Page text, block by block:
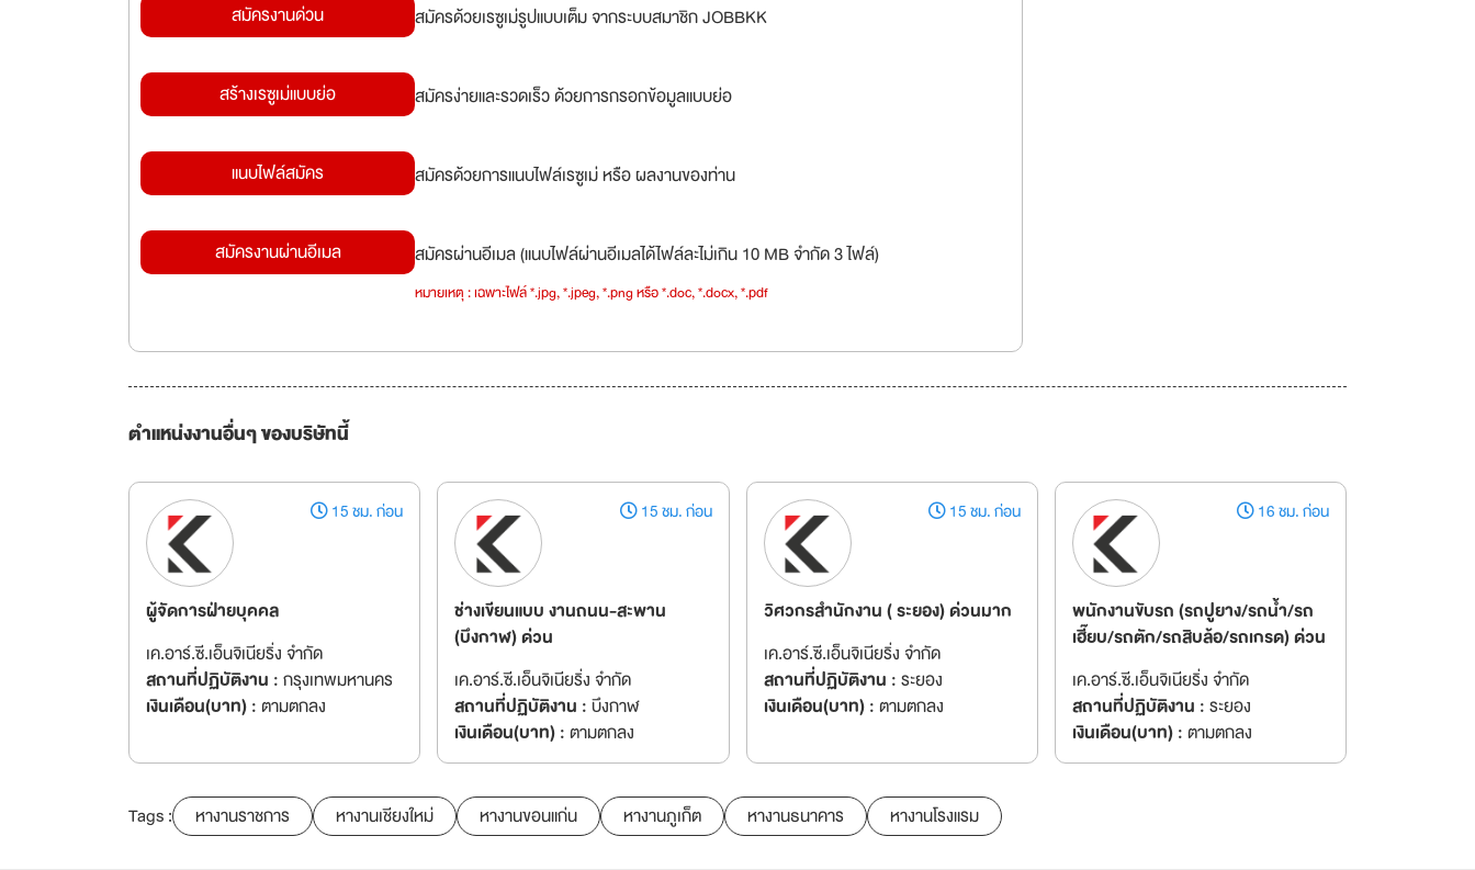
สมัครงานด่วน สมัครด้วยเรซูเม่รูปแบบเต็ม จากระบบสมาชิก JOBBKK
สร้างเรซูเม่แบบย่อ สมัครง่ายและรวดเร็ว ด้วยการกรอกข้อมูลแบบย่อ
แนบไฟล์สมัคร สมัครด้วยการแนบไฟล์เรซูเม่ หรือ ผลงานของท่าน
สมัครงานผ่านอีเมล สมัครผ่านอีเมล (แนบไฟล์ผ่านอีเมลได้ไฟล์ละไม่เกิน 10 MB จำกัด 3 ไฟล์)
หมายเหตุ : เฉพาะไฟล์ *.jpg, *.jpeg, *.png หรือ *.doc, *.docx, *.pdf
ตำแหน่งงานอื่นๆ ของบริษัทนี้
15 ชม. ก่อน
ผู้จัดการฝ่ายบุคคล
เค.อาร์.ซี.เอ็นจิเนียริ่ง จำกัด
สถานที่ปฏิบัติงาน :กรุงเทพมหานคร
เงินเดือน(บาท) :ตามตกลง
15 ชม. ก่อน
ช่างเขียนแบบ งานถนน-สะพาน
(บึงกาฬ) ด่วน
เค.อาร์.ซี.เอ็นจิเนียริ่ง จำกัด
สถานที่ปฏิบัติงาน :บึงกาฬ
เงินเดือน(บาท) :ตามตกลง
15 ชม. ก่อน
วิศวกรสำนักงาน ( ระยอง) ด่วนมาก
เค.อาร์.ซี.เอ็นจิเนียริ่ง จำกัด
สถานที่ปฏิบัติงาน :ระยอง
เงินเดือน(บาท) :ตามตกลง
16 ชม. ก่อน
พนักงานขับรถ (รถปูยาง/รถน้ำ/รถ
เฮี๊ยบ/รถตัก/รถสิบล้อ/รถเกรด) ด่วน
เค.อาร์.ซี.เอ็นจิเนียริ่ง จำกัด
สถานที่ปฏิบัติงาน :ระยอง
เงินเดือน(บาท) :ตามตกลง
Tags : หางานราชการ หางานเชียงใหม่ หางานขอนแก่น หางานภูเก็ต หางานธนาคาร หางานโรงแรม